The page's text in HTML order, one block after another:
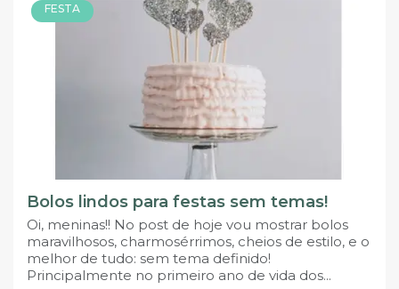
FESTA
Bolos lindos para festas sem temas!
Oi, meninas!! No post de hoje vou mostrar bolos
maravilhosos, charmosérrimos, cheios de estilo, e o
melhor de tudo: sem tema definido!
Principalmente no primeiro ano de vida dos...